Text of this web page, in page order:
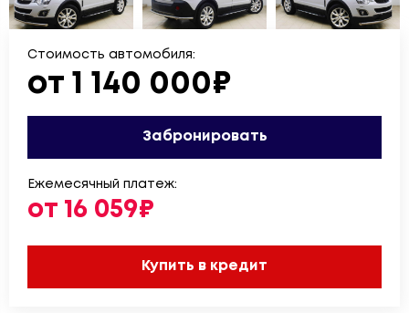
Стоимость автомобиля:
от 1 140 000₽
Забронировать
Ежемесячный платеж:
от 16 059₽
Купить в кредит